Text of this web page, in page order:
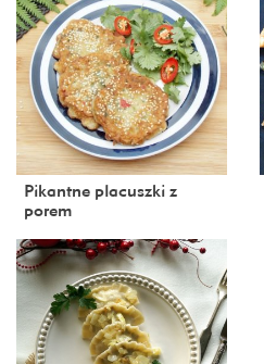
Pikantne placuszki z
porem